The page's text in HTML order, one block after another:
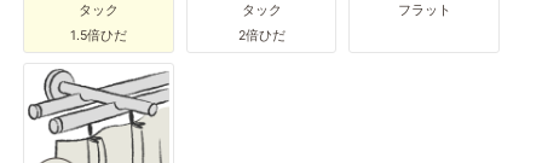
タック
1.5倍ひだ
タック
2倍ひだ
フラット